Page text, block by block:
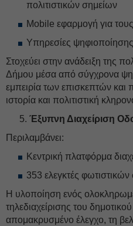
πολιτιστικών σημείων
Mobile εφαρμογή για
Υπηρεσίες ψηφιοποίησης
Στοχεύει στην ανάδειξη της
Δήμου μέσα από σύγχρονα
εμπειρία των επισκεπτών
ιστορία και πολιτιστική
Έξυπνη Διαχείριση
Περιλαμβάνει:
Κεντρική πλατφόρμα
353 ελεγκτές
Η υλοποίηση ενός
τηλεδιαχείρισης του
απομακρυσμένο έλεγχο, τη